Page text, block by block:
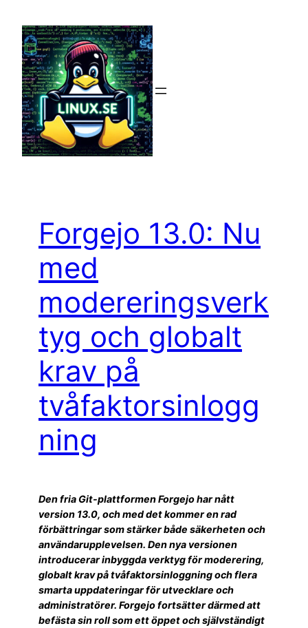
innehåll
Forgejo 13.0: Nu
med
modereringsverk
tyg och globalt
krav på
tvåfaktorsinlogg
ning
Den fria Git-plattformen Forgejo har nått
version 13.0, och med det kommer en rad
förbättringar som stärker både säkerheten och
användarupplevelsen. Den nya versionen
introducerar inbyggda verktyg för moderering,
globalt krav på tvåfaktorsinloggning och flera
smarta uppdateringar för utvecklare och
administratörer. Forgejo fortsätter därmed att
befästa sin roll som ett öppet och självständigt